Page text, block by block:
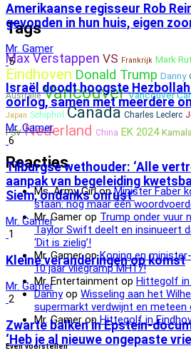
Amerikaanse regisseur Rob
gevonden in hun huis, eigen
Mr. Gamer
5
Israël doodt hoogste
oorlog, samen met meerdere
Mr. Gamer
6
Tilburgse wethouder: ‘Alle
aanpak van begeleiding
Siem, ondanks onrust’
Mr. Gamer
1
Kleine veranderingen op komst
Mr. Gamer
2
Zwarte balken in Epstein-
‘Heb je al nieuwe ongepaste
Tags
Max Verstappen VS Frankrijk Mark
Eindhoven Donald Trump Danny
Australië Vancouver Vancouver
Japan Schiphol Canada Charles Leclerc
PSV Nederland China EK 2024
Reacties
Ms. Army GirlopMinister Faber
staan: nog maar één
Mr. Gamer op Trump onder vuur
Taylor Swift deelt en insinueert
‘Dit is zielig’!
Mr. GameropKoning en
10 jaar vliegramp MH17!
Mr. Entertainment op Hittegolf in
Dannyop Wisseling aan het
supermarkt verdwijnt en meteen
Mr. Gamer op Hittegolf in
Even voorstellen